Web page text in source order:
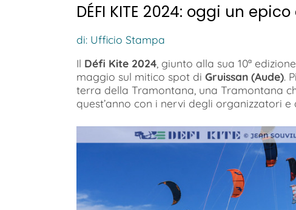
DÉFI KITE 2024: oggi un
di: Ufficio Stampa
Il Défi Kite 2024 , giunto alla sua 10ª
maggio sul mitico spot di Gruissan (Aude).
terra della Tramontana, una Tramontana
quest’anno con i nervi degli organizzatori e